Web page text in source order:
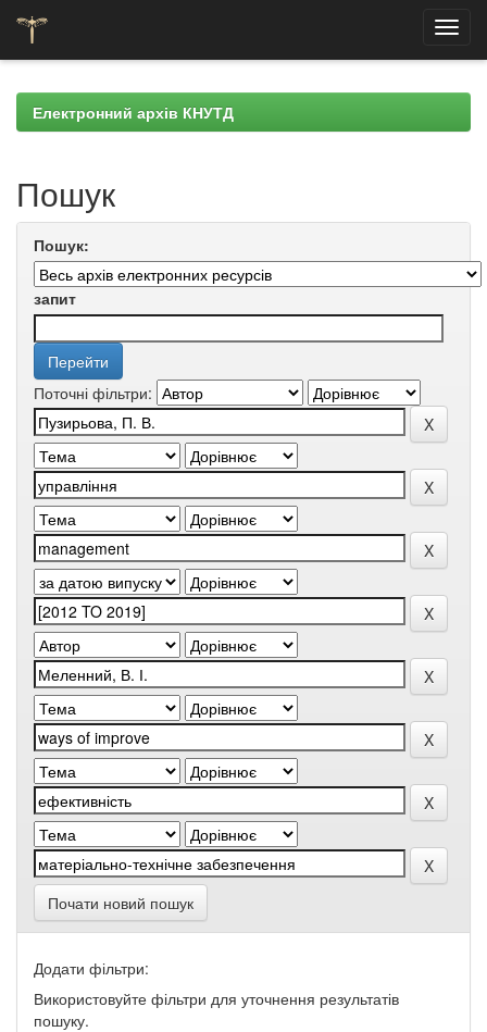
navigationЕлектронний архів КНУТД
Пошук
Пошук:
запит
Поточні фільтри:
Почати новий пошук
Додати фільтри:
Використовуйте фільтри для уточнення результатів
пошуку.